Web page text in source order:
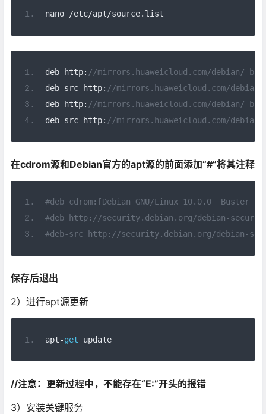
nano /etc/apt/source. list
deb http: //mirrors.huaweicloud.com/debian/
deb-src http: //mirrors.huaweicloud.com/
deb http: //mirrors.huaweicloud.com/debian/
deb-src http: //mirrors.huaweicloud.com/
在cdrom源和Debian官方的apt源的前面添加“#”将其注释
#deb cdrom:[Debian GNU/Linux 10.0.0
#deb http://security.debian.org/debian-
#deb-src http://security.debian.org/debian-
保存后退出
2）进行apt源更新
apt-get update
//注意：更新过程中，不能存在“E:”开头的报错
3）安装关键服务